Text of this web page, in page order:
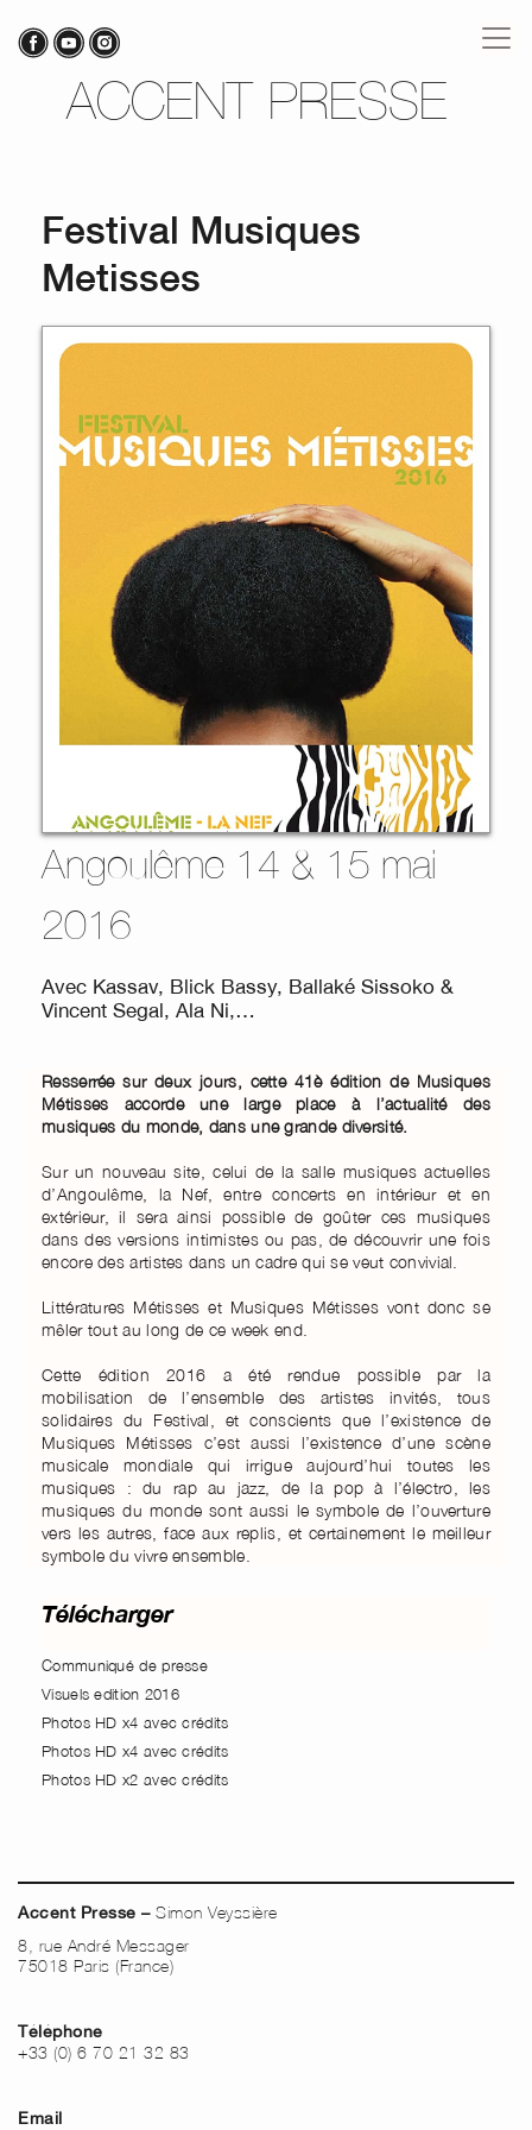
ACCENT PRESSE
Festival Musiques
Metisses
Angoulême 14 & 15 mai
2016
Avec Kassav, Blick Bassy, Ballaké Sissoko &
Vincent Segal, Ala Ni,…
Resserrée sur deux jours, cette 41è édition de Musiques
Métisses accorde une large place à l’actualité des
musiques du monde, dans une grande diversité.
Sur un nouveau site, celui de la salle musiques actuelles
d’Angoulême, la Nef, entre concerts en intérieur et en
extérieur, il sera ainsi possible de goûter ces musiques
dans des versions intimistes ou pas, de découvrir une fois
encore des artistes dans un cadre qui se veut convivial.
Littératures Métisses et Musiques Métisses vont donc se
mêler tout au long de ce week end.
Cette édition 2016 a été rendue possible par la
mobilisation de l’ensemble des artistes invités, tous
solidaires du Festival, et conscients que l’existence de
Musiques Métisses c’est aussi l’existence d’une scène
musicale mondiale qui irrigue aujourd’hui toutes les
musiques : du rap au jazz, de la pop à l’électro, les
musiques du monde sont aussi le symbole de l’ouverture
vers les autres, face aux replis, et certainement le meilleur
symbole du vivre ensemble.
Télécharger
Communiqué de presse
Visuels edition 2016
Photos HD x4 avec crédits
Photos HD x4 avec crédits
Photos HD x2 avec crédits
Accent Presse –Simon Veyssière
8, rue André Messager
75018 Paris (France)
Téléphone
+33 (0) 6 70 21 32 83
Email